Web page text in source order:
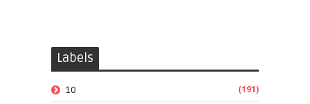
Labels
10 (191)